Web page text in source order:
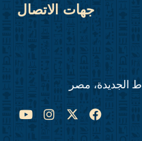
جهات الاتصال
الجديدة، مصر
F
a
I
n
Y
o